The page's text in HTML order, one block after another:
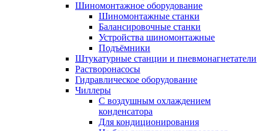
Шиномонтажное оборудование
Шиномонтажные станки
Балансировочные станки
Устройства шиномонтажные
Подъёмники
Штукатурные станции и пневмонагнетатели
Растворонасосы
Гидравлическое оборудование
Чиллеры
С воздушным охлаждением
конденсатора
Для кондиционирования